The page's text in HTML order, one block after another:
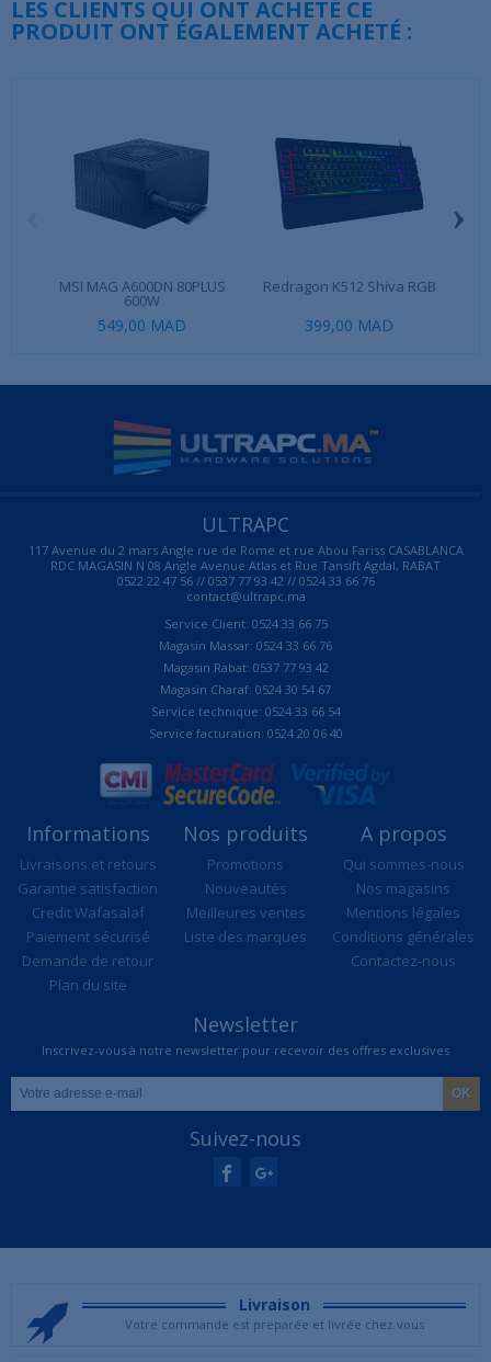
LES CLIENTS QUI ONT ACHETÉ CE
PRODUIT ONT ÉGALEMENT ACHETÉ :
MSI MAG A600DN 80PLUS
600W
549,00 MAD
Redragon K512 Shiva RGB
399,00 MAD
›
ULTRAPC
117 Avenue du 2 mars Angle rue de Rome et rue Abou Fariss CASABLANCA
RDC MAGASIN N 08 Angle Avenue Atlas et Rue Tansift Agdal, RABAT
0522 22 47 56 // 0537 77 93 42 // 0524 33 66 76
contact@ultrapc.ma
Service Client: 0524 33 66 75
Magasin Massar: 0524 33 66 76
Magasin Rabat: 0537 77 93 42
Magasin Charaf: 0524 30 54 67
Service technique: 0524 33 66 54
Service facturation: 0524 20 06 40
Informations
Livraisons et retours
Garantie satisfaction
Credit Wafasalaf
Paiement sécurisé
Demande de retour
Plan du site
Nos produits
Promotions
Nouveautés
Meilleures ventes
Liste des marques
A propos
Qui sommes-nous
Nos magasins
Mentions légales
Conditions générales
Contactez-nous
Newsletter
Inscrivez-vous à notre newsletter pour recevoir des offres exclusives
Suivez-nous
Livraison
Votre commande est preparée et livrée chez vous